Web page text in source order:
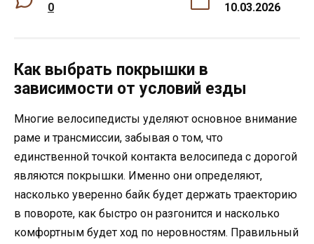
0 10.03.2026
Как выбрать покрышки в
зависимости от условий езды
Многие велосипедисты уделяют основное внимание
раме и трансмиссии, забывая о том, что
единственной точкой контакта велосипеда с дорогой
являются покрышки. Именно они определяют,
насколько уверенно байк будет держать траекторию
в повороте, как быстро он разгонится и насколько
комфортным будет ход по неровностям. Правильный